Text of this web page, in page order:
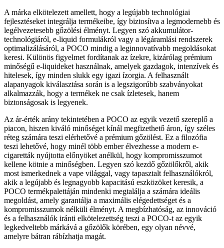
A márka elkötelezett amellett, hogy a legújabb technológiai
fejlesztéseket integrálja termékeibe, így biztosítva a legmodernebb és
legélvezetesebb gőzölési élményt. Legyen szó akkumulátor-
technológiáról, e-liquid formulákról vagy a légáramlási rendszerek
optimalizálásáról, a POCO mindig a leginnovatívabb megoldásokat
keresi. Különös figyelmet fordítanak az ízekre, kizárólag prémium
minőségű e-liquideket használnak, amelyek gazdagok, intenzívek és
hitelesek, így minden slukk egy igazi ízorgia. A felhasznált
alapanyagok kiválasztása során is a legszigorúbb szabványokat
alkalmazzák, hogy a termékek ne csak ízletesek, hanem
biztonságosak is legyenek.
Az ár-érték arány tekintetében a POCO az egyik vezető szereplő a
piacon, hiszen kiváló minőséget kínál megfizethető áron, így széles
réteg számára teszi elérhetővé a prémium gőzölést. Ez a filozófia
teszi lehetővé, hogy minél több ember élvezhesse a modern e-
cigaretták nyújtotta előnyöket anélkül, hogy kompromisszumot
kellene kötnie a minőségben. Legyen szó kezdő gőzölőkről, akik
most ismerkednek a vape világgal, vagy tapasztalt felhasználókról,
akik a legújabb és legnagyobb kapacitású eszközöket keresik, a
POCO termékpalettáján mindenki megtalálja a számára ideális
megoldást, amely garantálja a maximális elégedettséget és a
kompromisszumok nélküli élményt. A megbízhatóság, az innováció
és a felhasználók iránti elkötelezettség teszi a POCO-t az egyik
legkedveltebb márkává a gőzölők körében, egy olyan névvé,
amelyre bátran rábízhatja magát.